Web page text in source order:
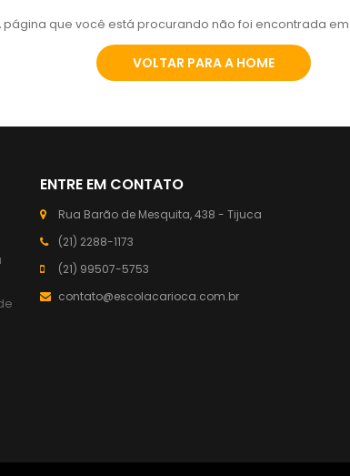
página que você está procurando não foi encontrada em
VOLTAR PARA A HOME
ENTRE EM CONTATO
Rua Barão de Mesquita, 438 - Tijuca
(21) 2288-1173
(21) 99507-5753
contato@escolacarioca.com.br